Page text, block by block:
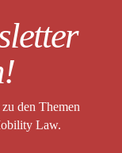
den Themen
Law.